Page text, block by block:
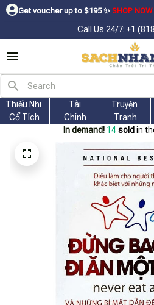
up to $195ㅤ ✨ㅤSHOP NOW ⬇
Call Us 24/7: +1
Thiếu Nhi
Cổ Tích
Tài
Chính
Truyện
Tranh
In demand! 17 sold in